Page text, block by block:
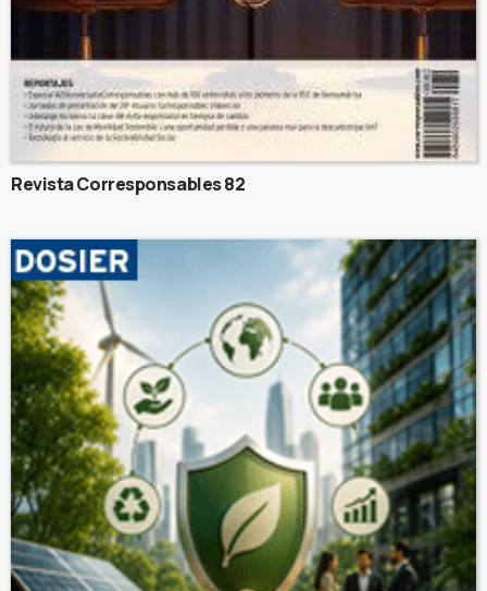
Revista Corresponsables 82